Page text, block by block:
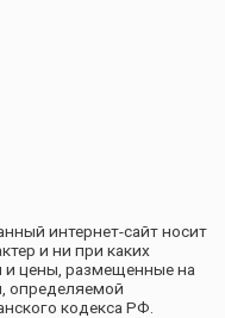
интернет-сайт носит
и ни при каких
цены, размещенные на
определяемой
кодекса РФ.